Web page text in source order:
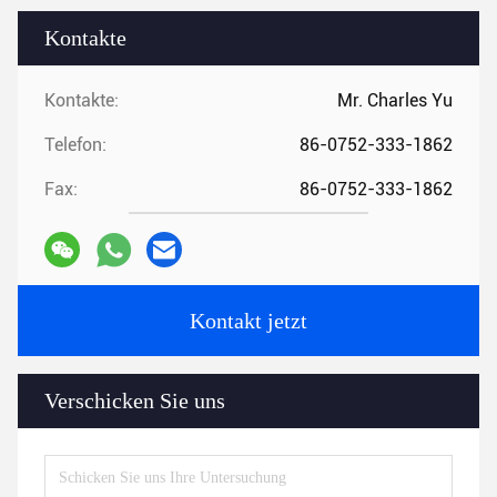
Kontakte
Kontakte: Mr. Charles Yu
Telefon: 86-0752-333-1862
Fax: 86-0752-333-1862
Kontakt jetzt
Verschicken Sie uns